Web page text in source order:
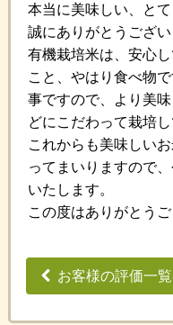
本当に美味しい、と
誠にありがとうござい
有機栽培米は、安心
こと、やはり食べ物
事ですので、より美
どにこだわって栽培し
これからも美味しい
ってまいりますので
いたします。
この度はありがとうご
お客様の評価一